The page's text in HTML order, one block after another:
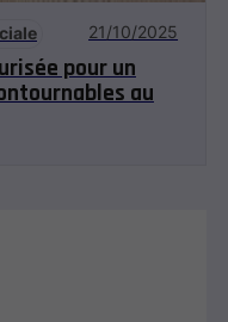
21/10/2025
pour un
au